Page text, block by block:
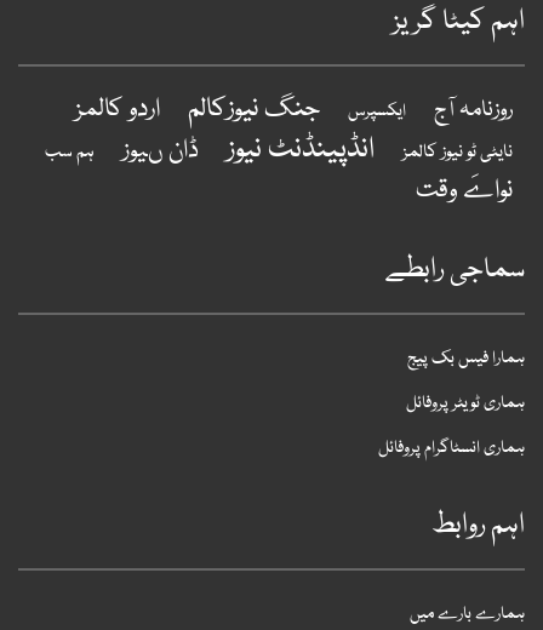
کیٹا گریز
روزنامہ آج ایکسپرس جنگ نیوزکالم اردو کالمز
نایٹی ٹو نیوز کالمز انڈپینڈنٹ نیوز ڈان ںیوز ہم سب
نواےَ وقت
رابطے
فیس بک پیج
ٹویٹر پروفائل
انسٹاگرام پروفائل
روابط
بارے میں